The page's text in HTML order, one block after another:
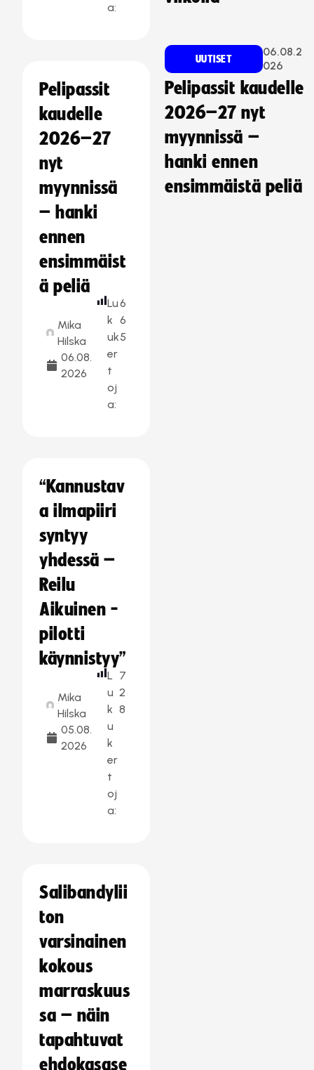
a:
Pelipassit
kaudelle
2026–27
nyt
myynnissä
– hanki
ennen
ensimmäist
ä peliä
Mika
Hilska
06.08.
2026
Lu
k
uk
er
t
oj
a:
6
6
5
“Kannustav
a ilmapiiri
syntyy
yhdessä –
Reilu
Aikuinen -
pilotti
käynnistyy”
Mika
Hilska
05.08.
2026
L
u
k
u
k
er
t
oj
a:
7
2
8
Salibandylii
ton
varsinainen
kokous
marraskuus
sa – näin
tapahtuvat
ehdokasase
UUTISET
06.08.2
026
Pelipassit kaudelle
2026–27 nyt
myynnissä –
hanki ennen
ensimmäistä peliä